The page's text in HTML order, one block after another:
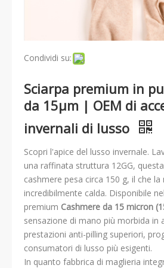
Condividi su:
Sciarpa premium in
da 15μm | OEM di
invernali di lusso
Scopri l'apice del lusso invernale.
una raffinata struttura 12GG,
cashmere pesa circa 150 g, il che
incredibilmente calda. Disponibile
premium Cashmere da 15 micron
sensazione di mano più morbida in
prestazioni anti-pilling superiori,
consumatori di lusso più esigenti.
In quanto fabbrica di maglieria